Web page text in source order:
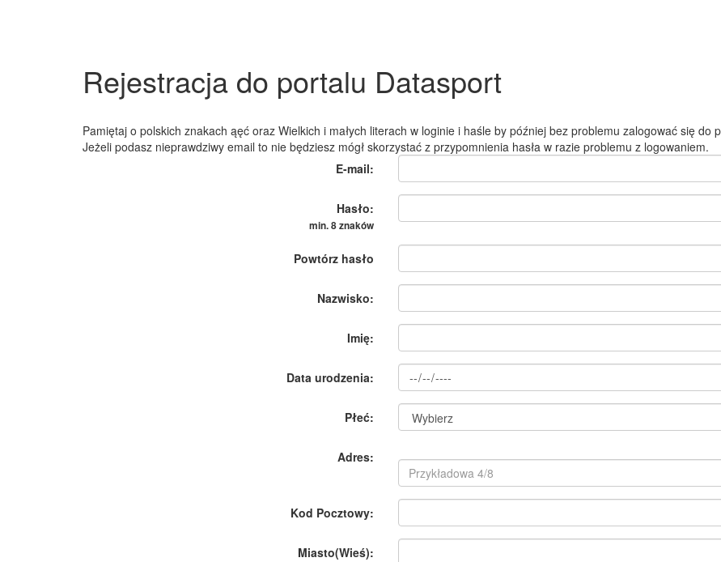
Rejestracja do portalu Datasport
Pamiętaj o polskich znakach ąęć oraz Wielkich i małych literach w loginie i haśle by później bez problemu zalogować się do
Jeżeli podasz nieprawdziwy email to nie będziesz mógł skorzystać z przypomnienia hasła w razie problemu z logowaniem.
E-mail:
Hasło:
min. 8 znaków
Powtórz hasło
Nazwisko:
Imię:
Data urodzenia:
Płeć:
Adres:
Kod Pocztowy:
Miasto(Wieś):